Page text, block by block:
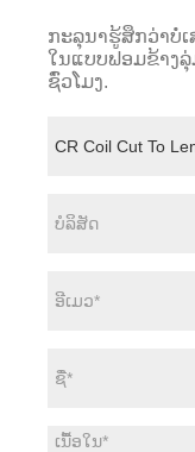
ກະລຸນາຮູ້ສຶກວ່າບໍ່
ໃນແບບຟອມຂ້າງ
ຊົ່ວໂມງ.